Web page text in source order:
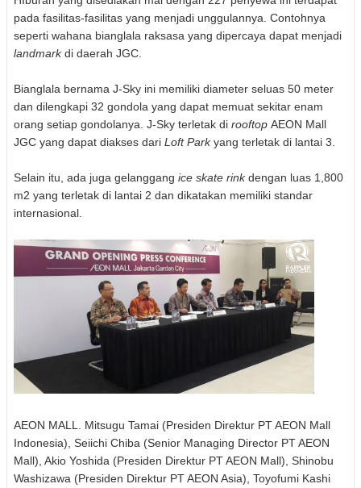
pada fasilitas-fasilitas yang menjadi unggulannya. Contohnya
seperti wahana bianglala raksasa yang dipercaya dapat menjadi
landmarkdi daerah JGC.
Bianglala bernama J-Sky ini memiliki diameter seluas 50 meter
dan dilengkapi 32 gondola yang dapat memuat sekitar enam
orang setiap gondolanya. J-Sky terletak di rooftop AEON Mall
JGC yang dapat diakses dari Loft Parkyang terletak di lantai 3.
Selain itu, ada juga gelanggang ice skate rinkdengan luas 1,800
m2 yang terletak di lantai 2 dan dikatakan memiliki standar
internasional.
AEON MALL. Mitsugu Tamai (Presiden Direktur PT AEON Mall
Indonesia), Seiichi Chiba (Senior Managing Director PT AEON
Mall), Akio Yoshida (Presiden Direktur PT AEON Mall), Shinobu
Washizawa (Presiden Direktur PT AEON Asia), Toyofumi Kashi